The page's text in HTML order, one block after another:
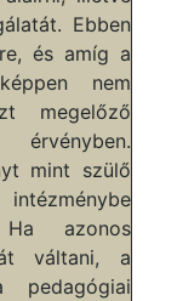
Ebben
és amíg a
nem
megelőző
mint szülő
azonos
váltani, a
pedagógiai